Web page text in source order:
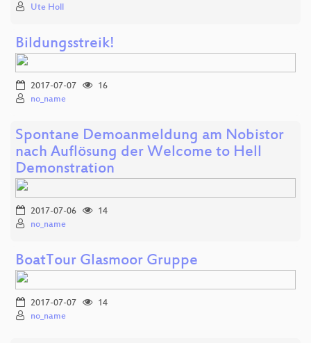
Ute Holl
Bildungsstreik!
2017-07-07
16
no_name
Spontane Demoanmeldung am Nobistor
nach Auflösung der Welcome to Hell
Demonstration
2017-07-06
14
no_name
BoatTour Glasmoor Gruppe
2017-07-07
14
no_name